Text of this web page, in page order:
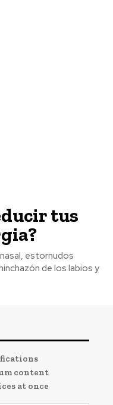
tus
estornudos
content
at once